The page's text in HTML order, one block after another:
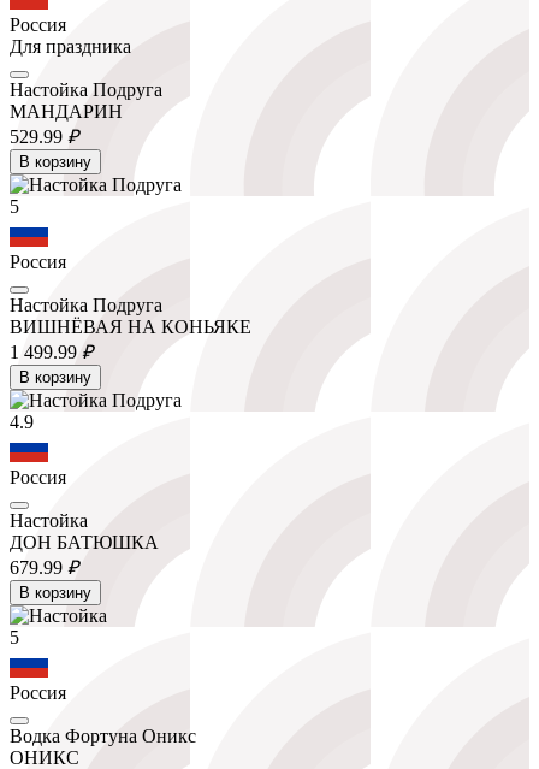
Россия
Для праздника
Настойка Подруга
МАНДАРИН
529.99 ₽
В корзину
5
Россия
Настойка Подруга
ВИШНЁВАЯ НА КОНЬЯКЕ
1 499.99 ₽
В корзину
4.9
Россия
Настойка
ДОН БАТЮШКА
679.99 ₽
В корзину
5
Россия
Водка Фортуна Оникс
ОНИКС